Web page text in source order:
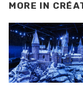
MORE IN